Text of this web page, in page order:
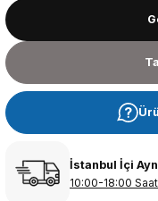
İstanbul İçi
10:00-18:00